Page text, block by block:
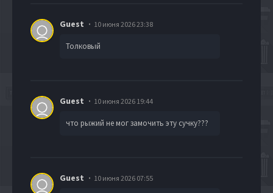
Guest 10 июня 2026 23:38
Толковый
Guest 10 июня 2026 19:44
что рыжий не мог замочить эту сучку???
Guest 10 июня 2026 07:55